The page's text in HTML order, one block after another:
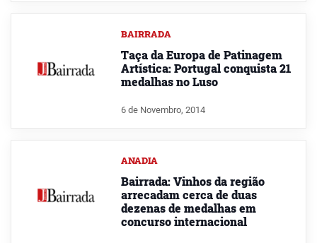
BAIRRADA
Taça da Europa de Patinagem
Artística: Portugal conquista 21
medalhas no Luso
6 de Novembro, 2014
ANADIA
Bairrada: Vinhos da região
arrecadam cerca de duas
dezenas de medalhas em
concurso internacional